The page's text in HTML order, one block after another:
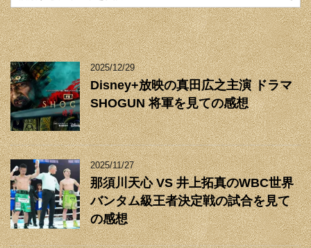
2025/12/29
Disney+放映の真田広之主演 ドラマ
SHOGUN 将軍を見ての感想
2025/11/27
那須川天心 VS 井上拓真のWBC世界
バンタム級王者決定戦の試合を見て
の感想